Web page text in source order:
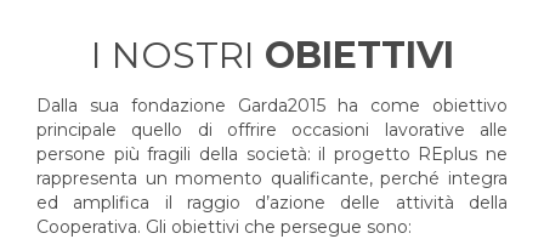
I NOSTRI OBIETTIVI
Dalla sua fondazione Garda2015 ha come obiettivo
principale quello di offrire occasioni lavorative alle
persone più fragili della società: il progetto REplus ne
rappresenta un momento qualificante, perché integra
ed amplifica il raggio d’azione delle attività della
Cooperativa. Gli obiettivi che persegue sono: